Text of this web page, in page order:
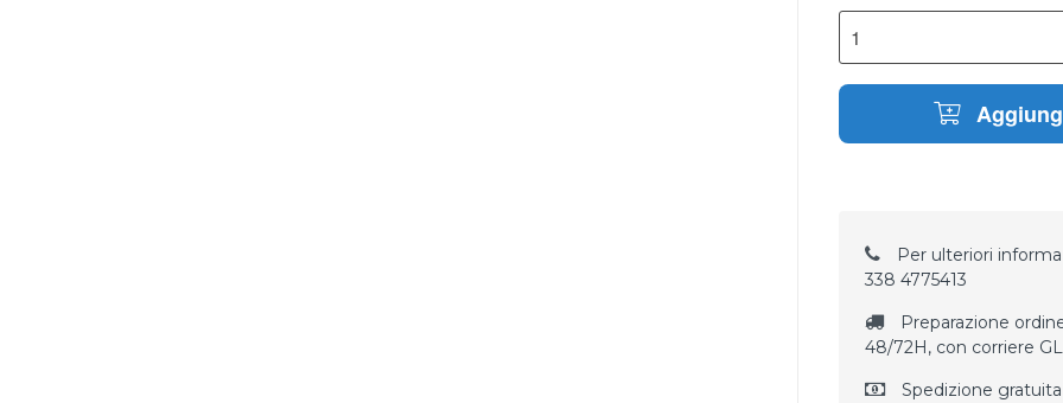
Per ulteriori
338 4775413
Preparazione
48/72H, con corriere
Spedizione